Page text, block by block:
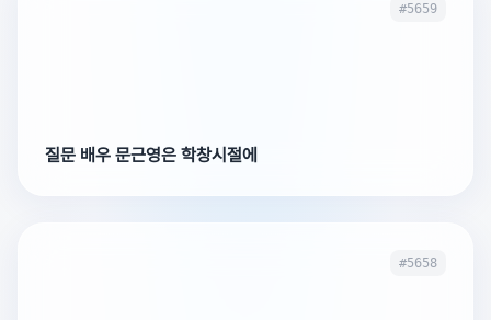
#5659
질문 배우 문근영은 학창시절에
#5658